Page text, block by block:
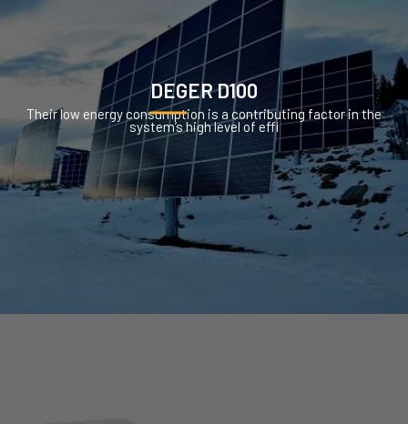
DEGER D100
Their low energy consumption is a contributing factor in the
system’s high level of effi